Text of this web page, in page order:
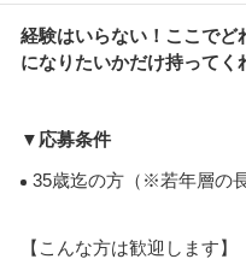
経験はいらない！ここでど
になりたいかだけ持ってく
▼応募条件
35歳迄の方（※若年層の
【こんな方は歓迎します】